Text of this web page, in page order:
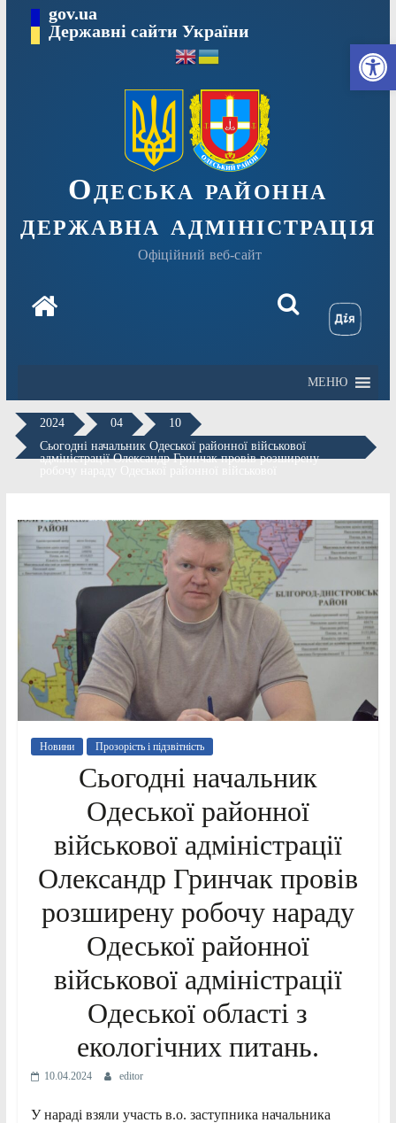
Перейтиgov.ua
Державні сайти України
Одеська районна
державна адміністрація
Офіційний веб-сайт
МЕНЮ
2024 04
10
Сьогодні начальник Одеської районної військової
адміністрації Олександр Гринчак провів розширену
Новини Прозорість і підзвітність
Сьогодні начальник
Одеської районної
військової адміністрації
Олександр Гринчак провів
розширену робочу нараду
Одеської районної
військової адміністрації
Одеської області з
екологічних питань.
10.04.2024 editor
У нараді взяли участь в.о. заступника начальника